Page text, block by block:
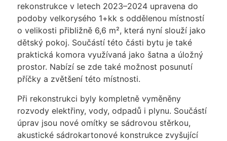
rekonstrukce v letech 2023–2024 upravena do
podoby velkorysého 1+kk s oddělenou místností
o velikosti přibližně 6,6 m², která nyní slouží jako
dětský pokoj. Součástí této části bytu je také
praktická komora využívaná jako šatna a úložný
prostor. Nabízí se zde také možnost posunutí
příčky a zvětšení této místnosti.
Při rekonstrukci byly kompletně vyměněny
rozvody elektřiny, vody, odpadů i plynu. Součástí
úprav jsou nové omítky se sádrovou stěrkou,
akustické sádrokartonové konstrukce zvyšující